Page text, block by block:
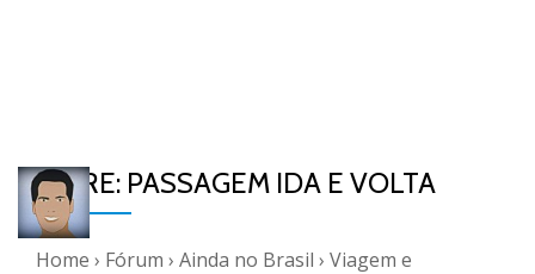
RE: RE: PASSAGEM IDA E VOLTA
Home › Fórum › Ainda no Brasil › Viagem e